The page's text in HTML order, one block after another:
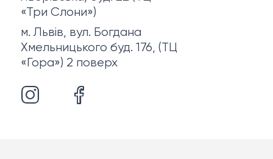
«Три Слони»)
м. Львів, вул. Богдана
Хмельницького буд. 176, (ТЦ
«Гора») 2 поверх